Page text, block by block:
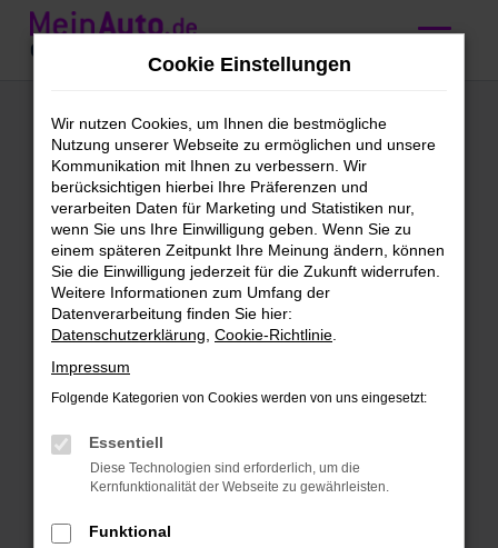
Zum
Hauptinhalt
Audi A5
Gebrauchtwagen
kaufen mit
Lieferservice nach
Augsburg
direkt zu dir nach Augsburg
Schön, dass du uns gefunden hast. Bei
dieser Gelegenheit kannst du dich gleich
bei unseren Audi A5 Gebrauchtwagen
für dich finden. Wenn du aus Augsburg
Cookie Einstellungen
Wir nutzen Cookies, um Ihnen die bestmögliche
Nutzung unserer Webseite zu ermöglichen und unsere
Kommunikation mit Ihnen zu verbessern. Wir
berücksichtigen hierbei Ihre Präferenzen und
verarbeiten Daten für Marketing und Statistiken nur,
wenn Sie uns Ihre Einwilligung geben. Wenn Sie zu
einem späteren Zeitpunkt Ihre Meinung ändern, können
Sie die Einwilligung jederzeit für die Zukunft widerrufen.
Weitere Informationen zum Umfang der
Datenverarbeitung finden Sie hier:
Datenschutzerklärung Cookie-Richtlinie
Impressum
Folgende Kategorien von Cookies werden von uns eingesetzt:
Essentiell
Diese Technologien sind erforderlich, um die
Kernfunktionalität der Webseite zu gewährleisten.
Funktional